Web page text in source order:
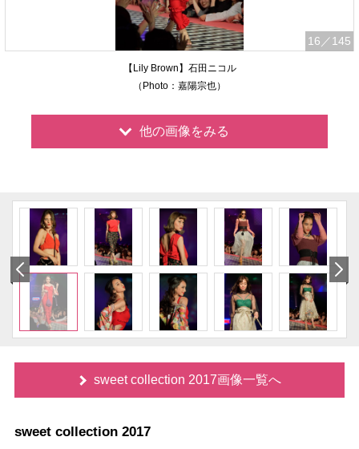
16 ／145
【Lily Brown】石田ニコル
（Photo：嘉陽宗也）
他の画像をみる
sweet collection 2017画像一覧へ
sweet collection 2017